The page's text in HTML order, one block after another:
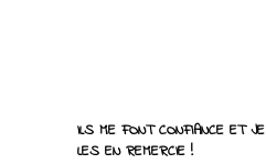
ILS ME FONT CONFIANCE ET JE
LES EN REMERCIE !